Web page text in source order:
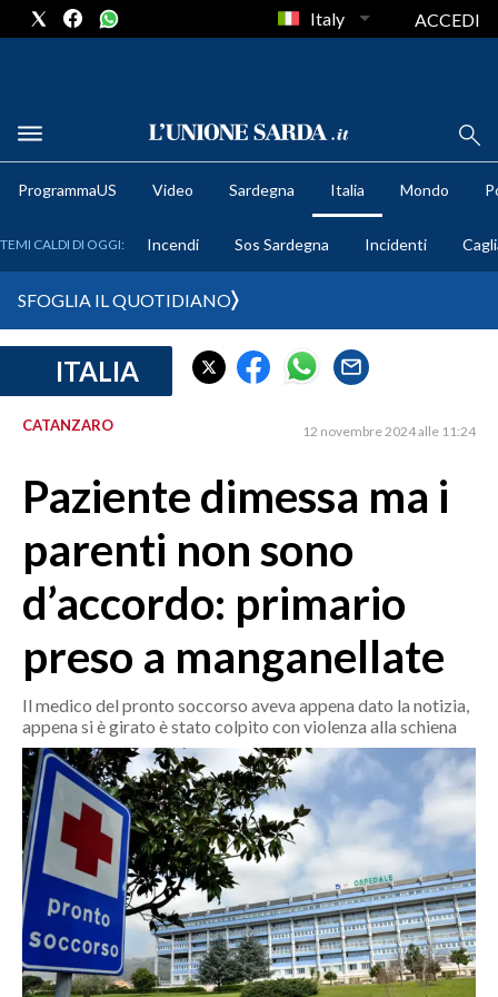
METEO
CRONACA SARDEGNA
MEDIO CAMPIDANO
ORISTANO E PROVINCIA
SASSARI E PROVINCIA
GALLURA
OGLIASTRA
AGENDA
CRONACA
ITALIA
MONDO
POLITICA
ECONOMIA
SERVIZI ALLE IMPRESE
Italy ACCEDI
ProgrammaUS Video Sardegna Italia Mondo
TEMI CALDI DI OGGI: Incendi Sos Sardegna Incidenti
SFOGLIA IL QUOTIDIANO
ITALIA
CATANZARO 12 novembre 2024 alle 11:24
Paziente dimessa ma i
parenti non sono
d’accordo: primario
preso a manganellate
Il medico del pronto soccorso aveva appena dato la notizia,
appena si è girato è stato colpito con violenza alla schiena